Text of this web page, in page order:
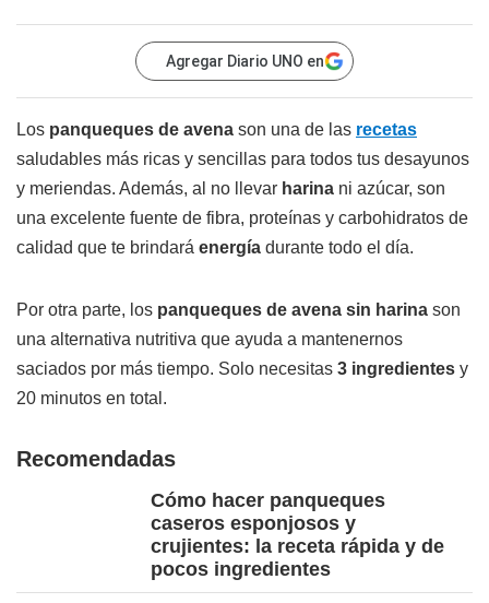
Agregar Diario UNO en
Los panqueques de avena son una de las recetas
saludables más ricas y sencillas para todos tus desayunos
y meriendas. Además, al no llevar harina ni azúcar, son
una excelente fuente de fibra, proteínas y carbohidratos de
calidad que te brindará energía durante todo el día.
Por otra parte, los panqueques de avena sin harina son
una alternativa nutritiva que ayuda a mantenernos
saciados por más tiempo. Solo necesitas 3 ingredientes y
20 minutos en total.
Recomendadas
Cómo hacer panqueques
caseros esponjosos y
crujientes: la receta rápida y de
pocos ingredientes